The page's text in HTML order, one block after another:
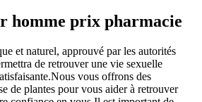
homme prix pharmacie
et naturel, approuvé par les autorités
de retrouver une vie sexuelle
vous offrons des
de plantes pour vous aider à retrouver